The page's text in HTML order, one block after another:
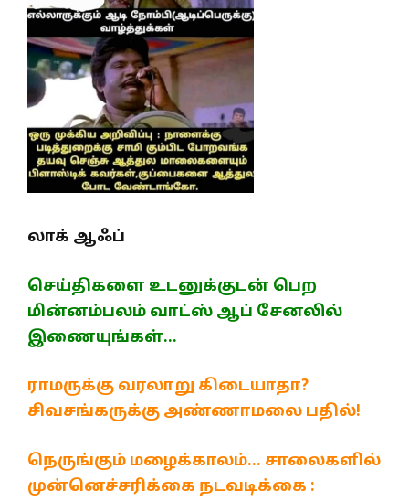
லாக் ஆஃப்
செய்திகளை உடனுக்குடன் பெற
மின்னம்பலம் வாட்ஸ் ஆப் சேனலில்
இணையுங்கள்…
ராமருக்கு வரலாறு கிடையாதா?
சிவசங்கருக்கு அண்ணாமலை பதில்!
நெருங்கும் மழைக்காலம்… சாலைகளில்
முன்னெச்சரிக்கை நடவடிக்கை :